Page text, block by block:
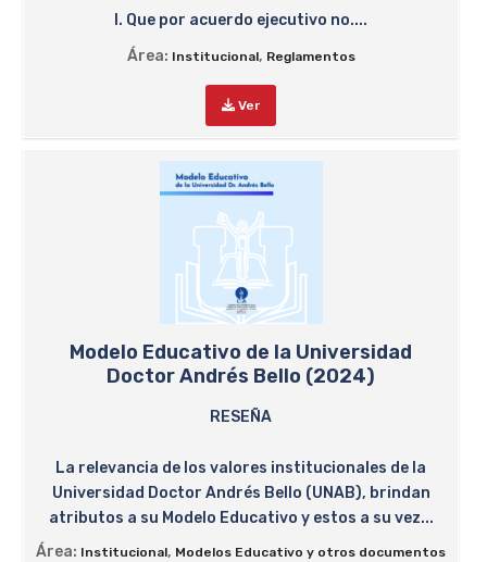
I. Que por acuerdo ejecutivo no....
Área: Institucional, Reglamentos
Ver
Modelo Educativo de la Universidad
Doctor Andrés Bello (2024)
RESEÑA
La relevancia de los valores institucionales de la
Universidad Doctor Andrés Bello (UNAB), brindan
atributos a su Modelo Educativo y estos a su vez...
Área: Institucional, Modelos Educativo y otros documentos